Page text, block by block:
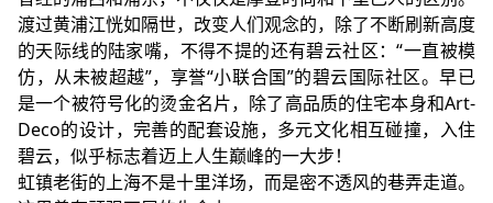
渡过黄浦江恍如隔世，改变人们观念的，除了不断刷新高度
的天际线的陆家嘴，不得不提的还有碧云社区：“一直被模
仿，从未被超越”，享誉“小联合国”的碧云国际社区。早已
是一个被符号化的烫金名片，除了高品质的住宅本身和Art-
Deco的设计，完善的配套设施，多元文化相互碰撞，入住
碧云，似乎标志着迈上人生巅峰的一大步！
虹镇老街的上海不是十里洋场，而是密不透风的巷弄走道。